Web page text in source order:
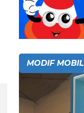
MODIF MOBIL